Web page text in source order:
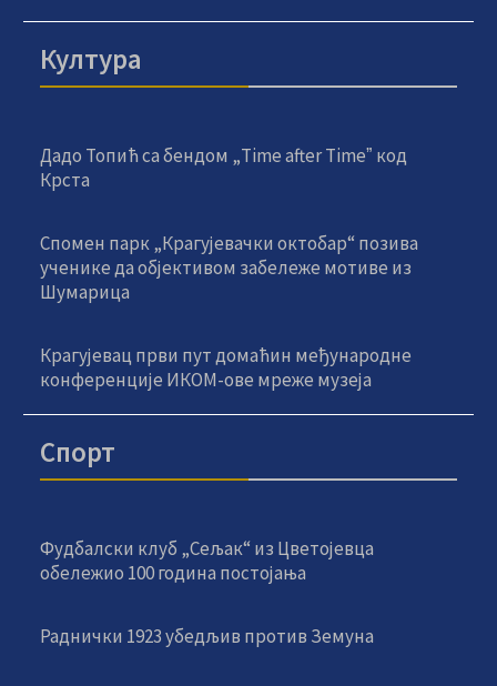
Култура
Дадо Топић са бендом „Time after Timeˮ код
Крста
Спомен парк „Крагујевачки октобар“ позива
ученике да објективом забележе мотиве из
Шумарица
Крагујевац први пут домаћин међународне
конференције ИКОМ-ове мреже музеја
Спорт
Фудбалски клуб „Сељак“ из Цветојевца
обележио 100 година постојања
Раднички 1923 убедљив против Земуна